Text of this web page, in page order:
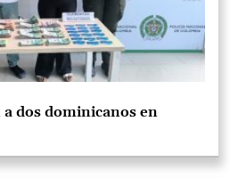
dos dominicanos en